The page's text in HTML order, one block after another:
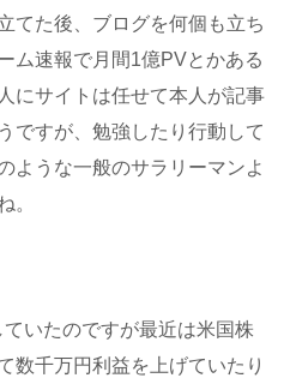
てた後、ブログを何個も立ち
ム速報で月間1億PVとかある
にサイトは任せて本人が記事
ですが、勉強したり行動して
ような一般のサラリーマンよ
。
いたのですが最近は米国株
数千万円利益を上げていたり